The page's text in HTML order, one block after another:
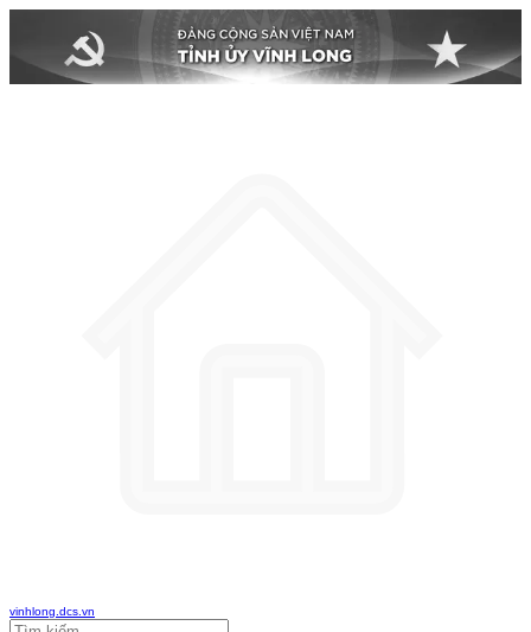
vinhlong.dcs.vn